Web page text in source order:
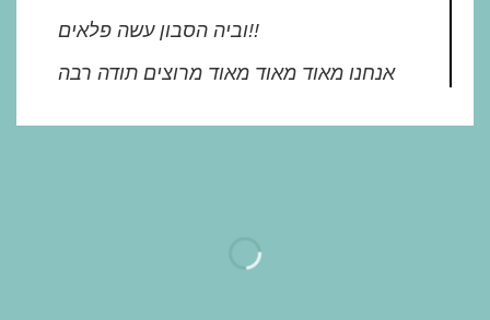
וביה הסבון עשה פלאים!!
אנחנו מאוד מאוד מאוד מרוצים תודה רבה